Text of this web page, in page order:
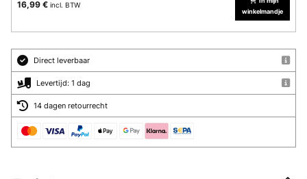
16,99 € incl. BTW
winkelmandje
Direct leverbaar
Levertijd: 1 dag
14 dagen retourrecht